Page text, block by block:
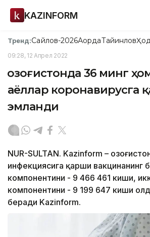
KAZINFORM
Тренд:Сайлов-2026АқордаТайинлов
09:28, 12 Апрел 2022
Қозоғистонда 36 минг
аёллар коронавирусга
эмланди
NUR-SULTAN. Kazinform –
инфекциясига қарши вакцинанинг
компонентини - 9 466 461 киши,
компонентини - 9 199 647 киши
беради Kazinform.